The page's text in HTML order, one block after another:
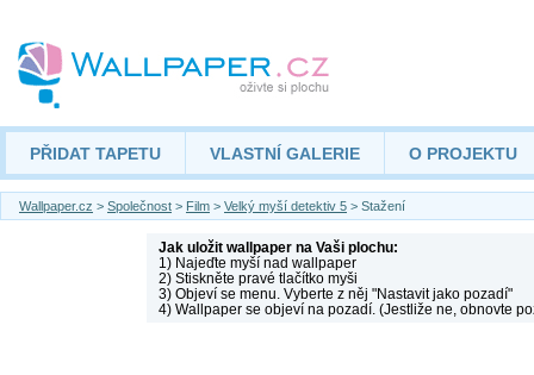
PŘIDAT TAPETU VLASTNÍ GALERIE O PROJEKTU
Wallpaper.cz > Společnost > Film > Velký myší detektiv 5 > Stažení
Jak uložit wallpaper na Vaši plochu:
1) Najeďte myší nad wallpaper
2) Stiskněte pravé tlačítko myši
3) Objeví se menu. Vyberte z něj "Nastavit jako pozadí"
4) Wallpaper se objeví na pozadí. (Jestliže ne, obnovte